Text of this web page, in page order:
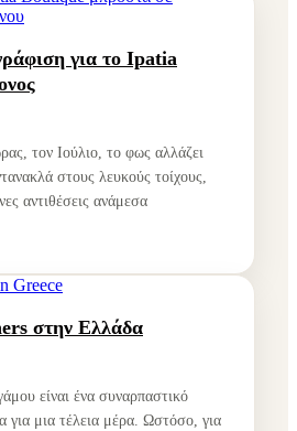
για το Ipatia
τον Ιούλιο, το φως αλλάζει
στους λευκούς τοίχους,
αντιθέσεις ανάμεσα
στην Ελλάδα
είναι ένα συναρπαστικό
για μια τέλεια μέρα. Ωστόσο, για